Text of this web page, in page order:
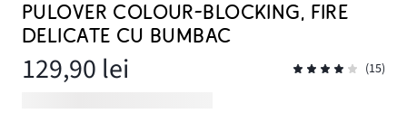
PULOVER COLOUR-BLOCKING, FIRE
DELICATE CU BUMBAC
129,90 lei (15)